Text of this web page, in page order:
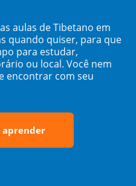
aulas de Tibetano em
quando quiser, para que
para estudar,
ou local. Você nem
encontrar com seu
aprender